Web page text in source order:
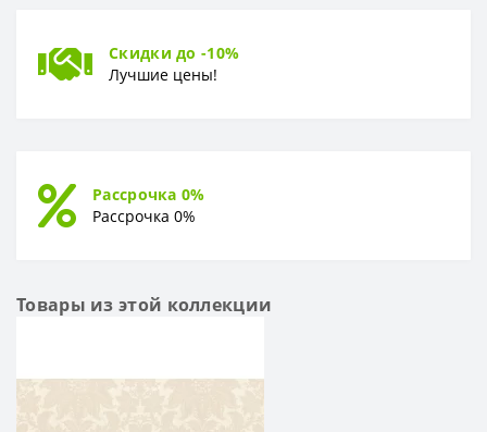
Скидки до -10%
Лучшие цены!
Рассрочка 0%
Рассрочка 0%
Товары из этой коллекции